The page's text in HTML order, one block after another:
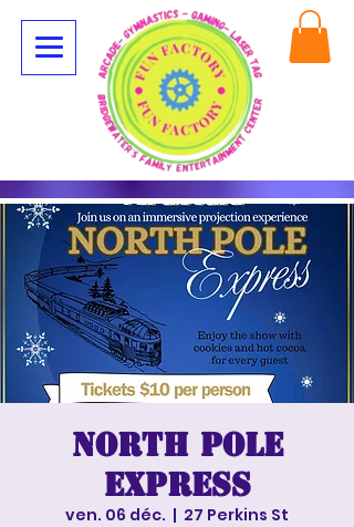
North Pole
Express
ven. 06 déc.
  |
27 Perkins St